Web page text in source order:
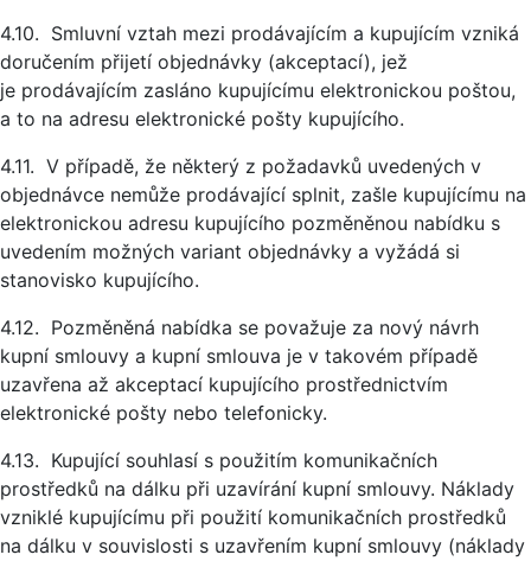
4.10. Smluvní vztah mezi prodávajícím a kupujícím vzniká
doručením přijetí objednávky (akceptací), jež
je prodávajícím zasláno kupujícímu elektronickou poštou,
a to na adresu elektronické pošty kupujícího.
4.11. V případě, že některý z požadavků uvedených v
objednávce nemůže prodávající splnit, zašle kupujícímu na
elektronickou adresu kupujícího pozměněnou nabídku s
uvedením možných variant objednávky a vyžádá si
stanovisko kupujícího.
4.12. Pozměněná nabídka se považuje za nový návrh
kupní smlouvy a kupní smlouva je v takovém případě
uzavřena až akceptací kupujícího prostřednictvím
elektronické pošty nebo telefonicky.
4.13. Kupující souhlasí s použitím komunikačních
prostředků na dálku při uzavírání kupní smlouvy. Náklady
vzniklé kupujícímu při použití komunikačních prostředků
na dálku v souvislosti s uzavřením kupní smlouvy (náklady